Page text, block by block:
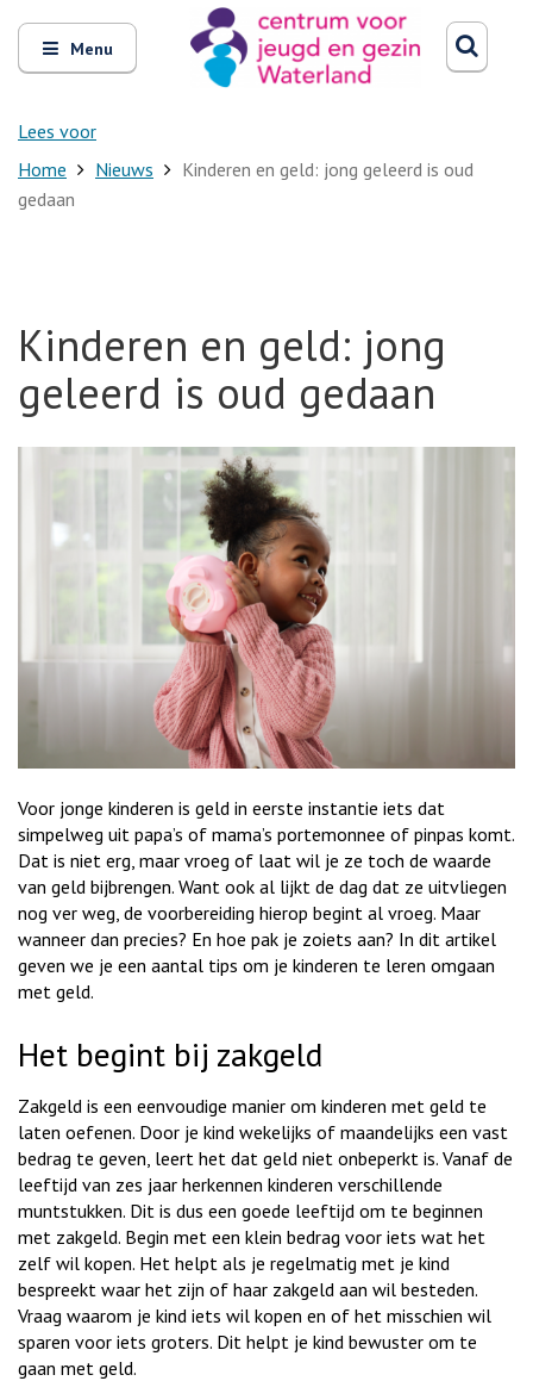
Open
en
sluit
Menu
Lees voor
Zoeken
Home Nieuws
Kinderen en geld: jong geleerd is oud
gedaan
Kinderen en geld: jong
geleerd is oud gedaan
Voor jonge kinderen is geld in eerste instantie iets dat
simpelweg uit papa’s of mama’s portemonnee of pinpas komt.
Dat is niet erg, maar vroeg of laat wil je ze toch de waarde
van geld bijbrengen. Want ook al lijkt de dag dat ze uitvliegen
nog ver weg, de voorbereiding hierop begint al vroeg. Maar
wanneer dan precies? En hoe pak je zoiets aan? In dit artikel
geven we je een aantal tips om je kinderen te leren omgaan
met geld.
Het begint bij zakgeld
Zakgeld is een eenvoudige manier om kinderen met geld te
laten oefenen. Door je kind wekelijks of maandelijks een vast
bedrag te geven, leert het dat geld niet onbeperkt is. Vanaf de
leeftijd van zes jaar herkennen kinderen verschillende
muntstukken. Dit is dus een goede leeftijd om te beginnen
met zakgeld. Begin met een klein bedrag voor iets wat het
zelf wil kopen. Het helpt als je regelmatig met je kind
bespreekt waar het zijn of haar zakgeld aan wil besteden.
Vraag waarom je kind iets wil kopen en of het misschien wil
sparen voor iets groters. Dit helpt je kind bewuster om te
gaan met geld.